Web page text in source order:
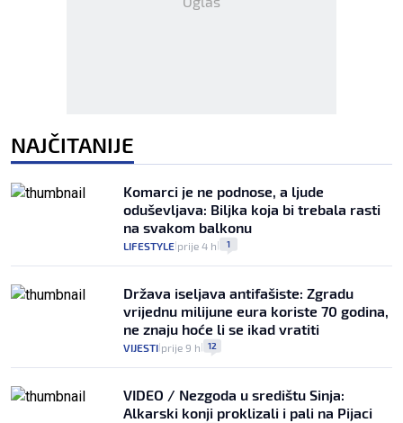
NAJČITANIJE
Komarci je ne podnose, a ljude
oduševljava: Biljka koja bi trebala rasti
na svakom balkonu
LIFESTYLE prije 4 h 1
Država iseljava antifašiste: Zgradu
vrijednu milijune eura koriste 70 godina,
ne znaju hoće li se ikad vratiti
VIJESTI prije 9 h 12
VIDEO / Nezgoda u središtu Sinja:
Alkarski konji proklizali i pali na Pijaci